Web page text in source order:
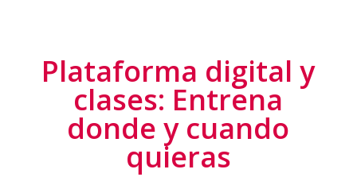
Plataforma digital y
clases: Entrena
donde y cuando
quieras